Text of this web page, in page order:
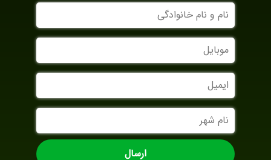
نام
و
نام
خانوادگی
موبایل
ایمیل
نام
شهر